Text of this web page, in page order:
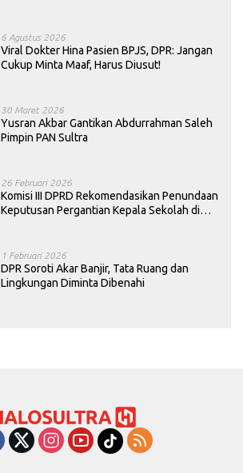
6 Agustus 2026
Viral Dokter Hina Pasien BPJS, DPR: Jangan
Cukup Minta Maaf, Harus Diusut!
30 Maret 2026
Yusran Akbar Gantikan Abdurrahman Saleh
Pimpin PAN Sultra
26 Februari 2026
Komisi III DPRD Rekomendasikan Penundaan
Keputusan Pergantian Kepala Sekolah di
1 Februari 2026
DPR Soroti Akar Banjir, Tata Ruang dan
Lingkungan Diminta Dibenahi